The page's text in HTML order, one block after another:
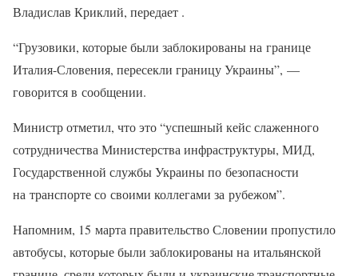
Владислав Криклий, передает .
“Грузовики, которые были заблокированы на границе
Италия-Словения, пересекли границу Украины”, —
говорится в сообщении.
Министр отметил, что это “успешный кейс слаженного
сотрудничества Министерства инфраструктуры, МИД,
Государственной службы Украины по безопасности
на транспорте со своими коллегами за рубежом”.
Напомним, 15 марта правительство Словении пропустило
автобусы, которые были заблокированы на итальянской